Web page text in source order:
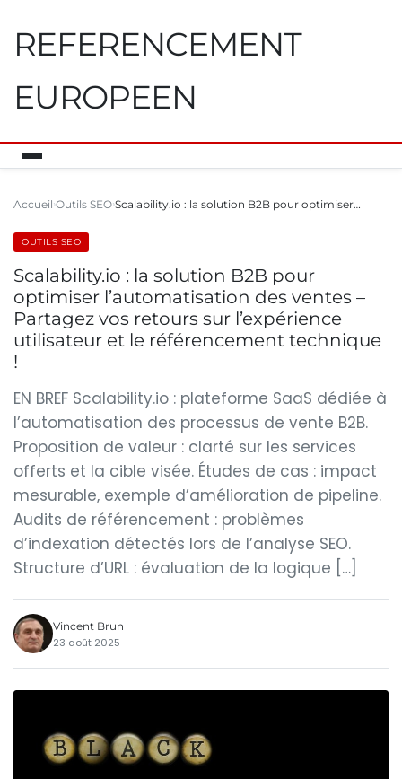
REFERENCEMENT
EUROPEEN
Accueil Outils SEO Scalability.io : la solution B2B pour optimiser…
OUTILS SEO
Scalability.io : la solution B2B pour
optimiser l’automatisation des ventes –
Partagez vos retours sur l’expérience
utilisateur et le référencement technique
!
EN BREF Scalability.io : plateforme SaaS dédiée à
l’automatisation des processus de vente B2B.
Proposition de valeur : clarté sur les services
offerts et la cible visée. Études de cas : impact
mesurable, exemple d’amélioration de pipeline.
Audits de référencement : problèmes
d’indexation détectés lors de l’analyse SEO.
Structure d’URL : évaluation de la logique […]
Vincent Brun
23 août 2025